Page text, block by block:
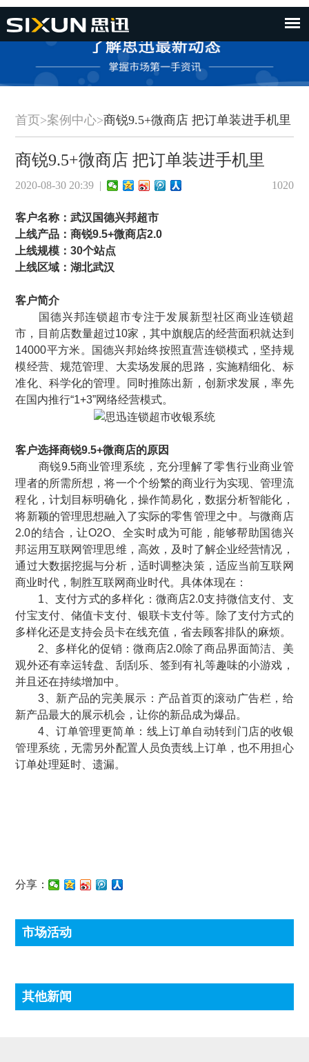
首页>案例中心>商锐9.5+微商店 把订单装进手机里
商锐9.5+微商店 把订单装进手机里
2020-08-30 20:39 | 1020
客户名称：武汉国德兴邦超市
上线产品：商锐9.5+微商店2.0
上线规模：30个站点
上线区域：湖北武汉
客户简介
国德兴邦连锁超市专注于发展新型社区商业连锁超
市，目前店数量超过10家，其中旗舰店的经营面积就达到
14000平方米。国德兴邦始终按照直营连锁模式，坚持规
模经营、规范管理、大卖场发展的思路，实施精细化、标
准化、科学化的管理。同时推陈出新，创新求发展，率先
在国内推行“1+3”网络经营模式。
客户选择商锐9.5+微商店的原因
商锐9.5商业管理系统，充分理解了零售行业商业管
理者的所需所想，将一个个纷繁的商业行为实现、管理流
程化，计划目标明确化，操作简易化，数据分析智能化，
将新颖的管理思想融入了实际的零售管理之中。与微商店
2.0的结合，让O2O、全实时成为可能，能够帮助国德兴
邦运用互联网管理思维，高效，及时了解企业经营情况，
通过大数据挖掘与分析，适时调整决策，适应当前互联网
商业时代，制胜互联网商业时代。具体体现在：
1、支付方式的多样化：微商店2.0支持微信支付、支
付宝支付、储值卡支付、银联卡支付等。除了支付方式的
多样化还是支持会员卡在线充值，省去顾客排队的麻烦。
2、多样化的促销：微商店2.0除了商品界面简洁、美
观外还有幸运转盘、刮刮乐、签到有礼等趣味的小游戏，
并且还在持续增加中。
3、新产品的完美展示：产品首页的滚动广告栏，给
新产品最大的展示机会，让你的新品成为爆品。
4、订单管理更简单：线上订单自动转到门店的收银
管理系统，无需另外配置人员负责线上订单，也不用担心
订单处理延时、遗漏。
分享：
市场活动
其他新闻